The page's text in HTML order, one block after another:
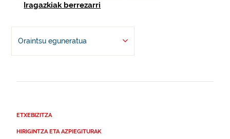
Iragazkiak berrezarri
Oraintsu eguneratua
ETXEBIZITZA
HIRIGINTZA ETA AZPIEGITURAK